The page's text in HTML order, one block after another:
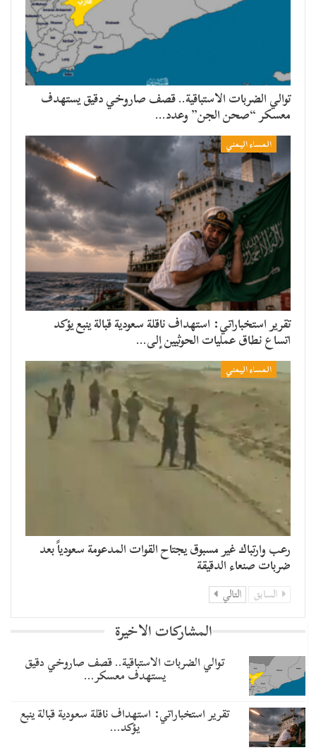
توالي الضربات الاستباقية.. قصف صاروخي دقيق يستهدف
معسكر “صحن الجن” وعدد…
المساء اليمني
تقرير استخباراتي: استهداف ناقلة سعودية قبالة ينبع يؤكد
اتساع نطاق عمليات الحوثيين إلى…
المساء اليمني
رعب وارتباك غير مسبوق يجتاح القوات المدعومة سعودياً بعد
ضربات صنعاء الدقيقة
السابق التالي
المشاركات الاخيرة
توالي الضربات الاستباقية.. قصف صاروخي دقيق
يستهدف معسكر…
تقرير استخباراتي: استهداف ناقلة سعودية قبالة ينبع
يؤكد…